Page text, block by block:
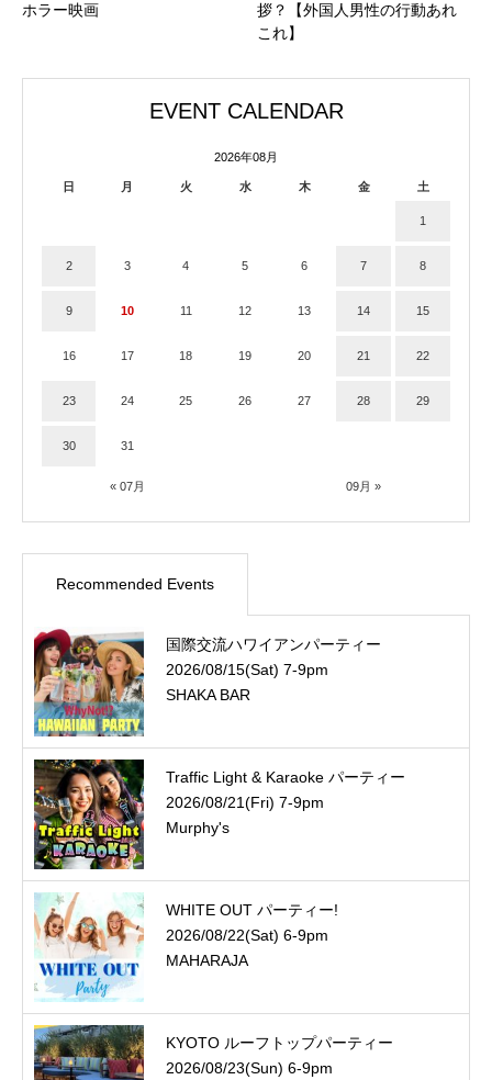
ホラー映画
拶？【外国人男性の行動あれ
これ】
EVENT CALENDAR
2026年08月
日 月 火 水 木 金 土
« 07月 09月 »
1
2 3 4 5 6 7 8
9 10 11 12 13 14 15
16 17 18 19 20 21 22
23 24 25 26 27 28 29
30 31
Recommended Events
国際交流ハワイアンパーティー
2026/08/15(Sat) 7-9pm
SHAKA BAR
Traffic Light & Karaoke パーティー
2026/08/21(Fri) 7-9pm
Murphy's
WHITE OUT パーティー!
2026/08/22(Sat) 6-9pm
MAHARAJA
KYOTO ルーフトップパーティー
2026/08/23(Sun) 6-9pm